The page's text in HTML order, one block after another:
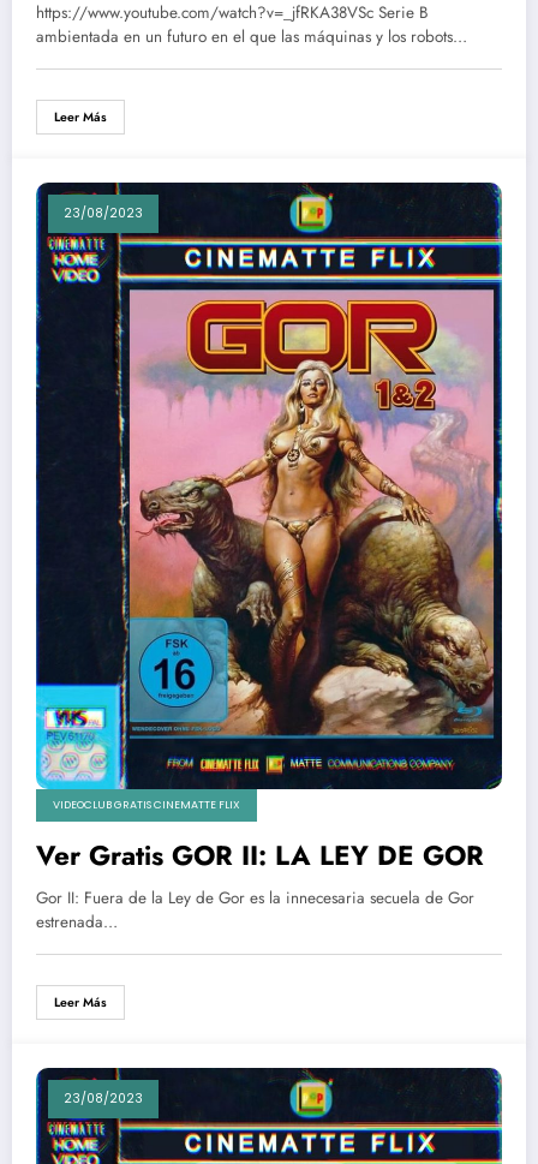
https://www.youtube.com/watch?v=_jfRKA38VSc Serie B
ambientada en un futuro en el que las máquinas y los robots…
Leer Más
23/08/2023
VIDEOCLUB GRATIS CINEMATTE FLIX
Ver Gratis GOR II: LA LEY DE GOR
Gor II: Fuera de la Ley de Gor es la innecesaria secuela de Gor
estrenada…
Leer Más
23/08/2023